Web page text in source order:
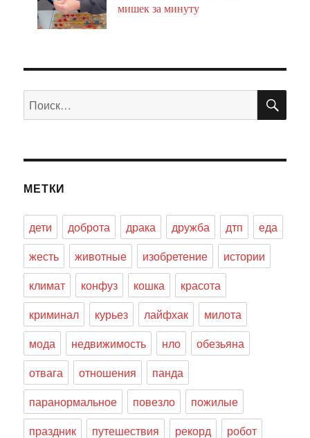
мишек за минуту
Искать:
МЕТКИ
дети доброта драка дружба дтп
еда
жесть
животные изобретение
истории
климат
конфуз кошка
красота
криминал
курьез лайфхак
милота
мода
недвижимость нло
обезьяна
отвага
отношения
панда
паранормальное
повезло
пожилые
праздник
путешествия рекорд
робот